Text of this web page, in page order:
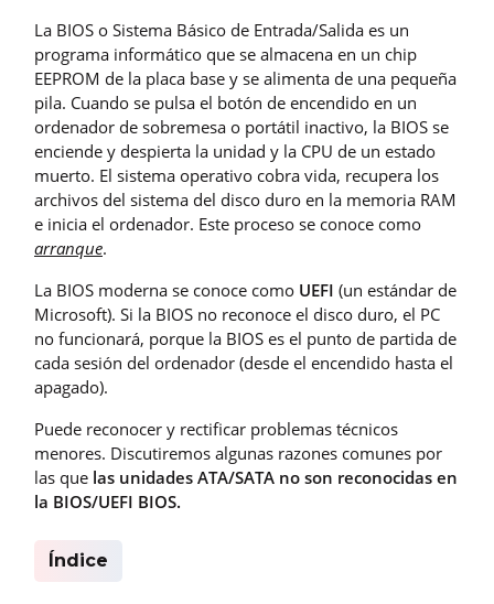
La BIOS o Sistema Básico de Entrada/Salida es un
programa informático que se almacena en un chip
EEPROM de la placa base y se alimenta de una pequeña
pila. Cuando se pulsa el botón de encendido en un
ordenador de sobremesa o portátil inactivo, la BIOS se
enciende y despierta la unidad y la CPU de un estado
muerto. El sistema operativo cobra vida, recupera los
archivos del sistema del disco duro en la memoria RAM
e inicia el ordenador. Este proceso se conoce como
arranque.
La BIOS moderna se conoce como UEFI (un estándar de
Microsoft). Si la BIOS no reconoce el disco duro, el PC
no funcionará, porque la BIOS es el punto de partida de
cada sesión del ordenador (desde el encendido hasta el
apagado).
Puede reconocer y rectificar problemas técnicos
menores. Discutiremos algunas razones comunes por
las que las unidades ATA/SATA no son reconocidas en
la BIOS/UEFI BIOS.
Índice